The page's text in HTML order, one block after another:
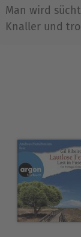
Man wird
Knaller und